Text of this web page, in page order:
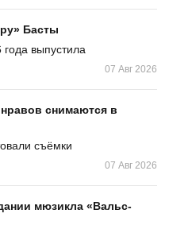
Басты
года выпустила
07 Авг 2026
снимаются в
съёмки
07 Авг 2026
мюзикла «Вальс-